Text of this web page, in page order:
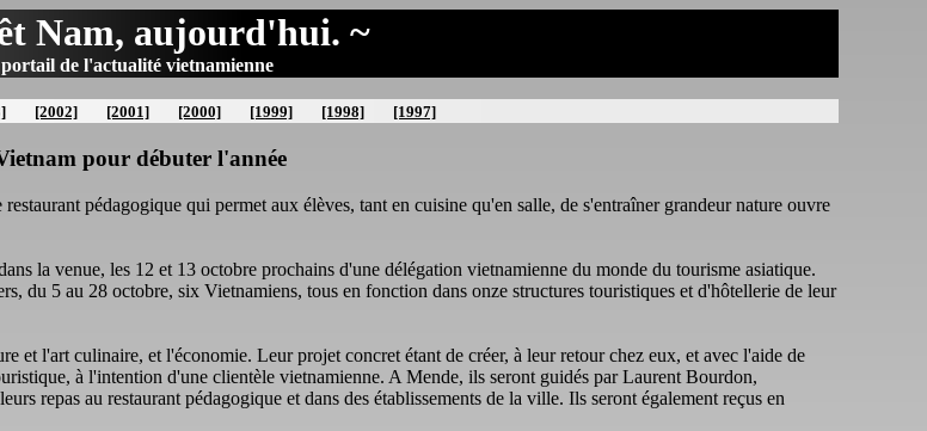
Nam, aujourd'hui. ~
de l'actualité vietnamienne
[2002] [2001] [2000] [1999] [1998] [1997]
pour débuter l'année
pédagogique qui permet aux élèves, tant en cuisine qu'en salle, de s'entraîner grandeur nature ouvre
la venue, les 12 et 13 octobre prochains d'une délégation vietnamienne du monde du tourisme asiatique.
du 5 au 28 octobre, six Vietnamiens, tous en fonction dans onze structures touristiques et d'hôtellerie de leur
et l'art culinaire, et l'économie. Leur projet concret étant de créer, à leur retour chez eux, et avec l'aide de
à l'intention d'une clientèle vietnamienne. A Mende, ils seront guidés par Laurent Bourdon,
repas au restaurant pédagogique et dans des établissements de la ville. Ils seront également reçus en